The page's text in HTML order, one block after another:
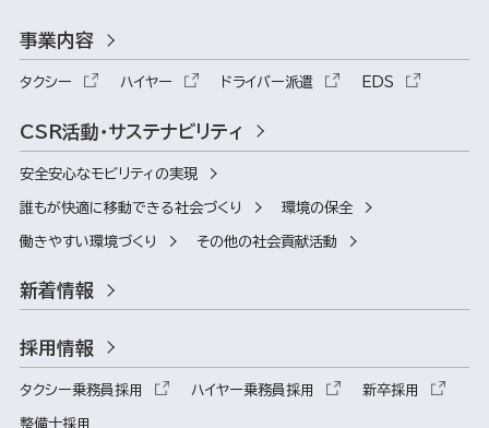
事業内容
タクシー ハイヤー ドライバー派遣 EDS
CSR活動・サステナビリティ
安全安心なモビリティの実現
誰もが快適に移動できる社会づくり 環境の保全
働きやすい環境づくり その他の社会貢献活動
新着情報
採用情報
タクシー乗務員採用 ハイヤー乗務員採用 新卒採用
整備士採用